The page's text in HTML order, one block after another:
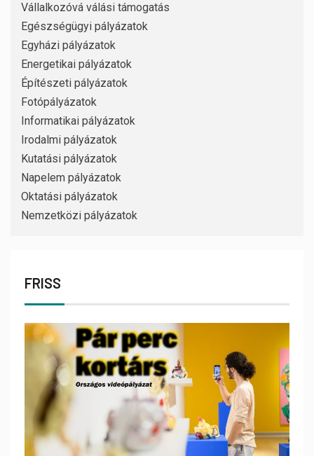
Vállalkozóvá válási támogatás
Egészségügyi pályázatok
Egyházi pályázatok
Energetikai pályázatok
Építészeti pályázatok
Fotópályázatok
Informatikai pályázatok
Irodalmi pályázatok
Kutatási pályázatok
Napelem pályázatok
Oktatási pályázatok
Nemzetközi pályázatok
FRISS